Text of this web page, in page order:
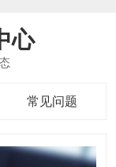
心
常见问题